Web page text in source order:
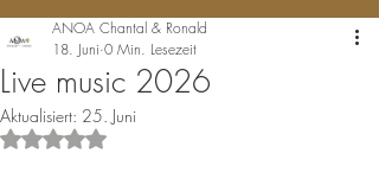
Live music 2026
ANOA Chantal & Ronald
18. Juni 0 Min. Lesezeit
Aktualisiert: 25. Juni
Mit NaN von 5 Sternen bewertet.